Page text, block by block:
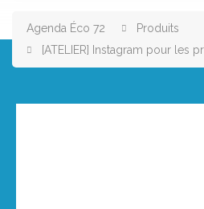
Agenda Éco 72
Produits
[ATELIER] Instagram pour les